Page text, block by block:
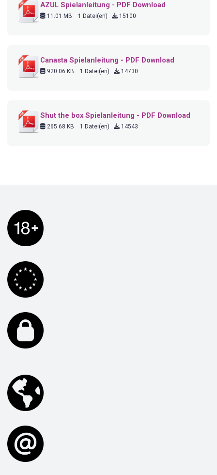
AZUL Spielanleitung - PDF Download
11.01 MB 1 Datei(en) 15100
Canasta Spielanleitung - PDF Download
920.06 KB 1 Datei(en) 14730
Shut the box Spielanleitung - PDF Download
265.68 KB 1 Datei(en) 14543